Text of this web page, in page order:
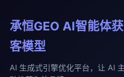
承恒GEO AI智能体获
客模型
AI 生成式引擎优化平台，让 AI 主